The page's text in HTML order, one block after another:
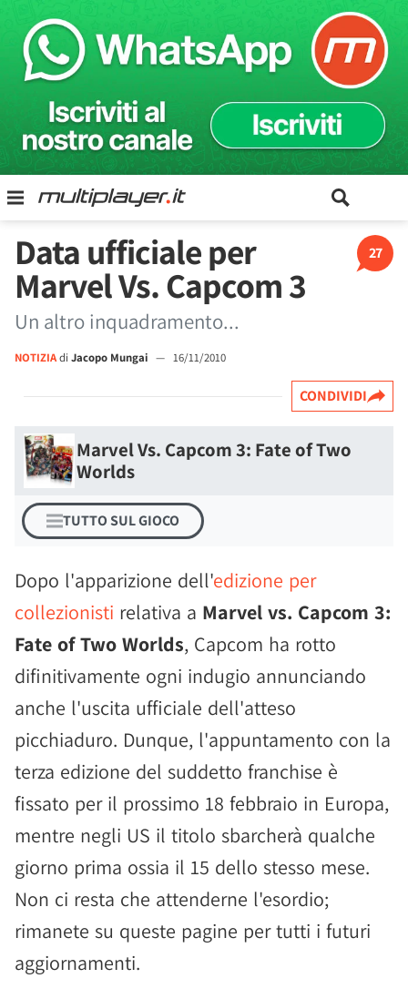
27
Data ufficiale per
Marvel Vs. Capcom 3
Un altro inquadramento...
NOTIZIAdi Jacopo Mungai — 16/11/2010
CONDIVIDI
Marvel Vs. Capcom 3: Fate of Two
Worlds
TUTTO SUL GIOCO
Dopo l'apparizione dell'edizione per
collezionisti relativa a Marvel vs. Capcom 3:
Fate of Two Worlds, Capcom ha rotto
difinitivamente ogni indugio annunciando
anche l'uscita ufficiale dell'atteso
picchiaduro. Dunque, l'appuntamento con la
terza edizione del suddetto franchise è
fissato per il prossimo 18 febbraio in Europa,
mentre negli US il titolo sbarcherà qualche
giorno prima ossia il 15 dello stesso mese.
Non ci resta che attenderne l'esordio;
rimanete su queste pagine per tutti i futuri
aggiornamenti.